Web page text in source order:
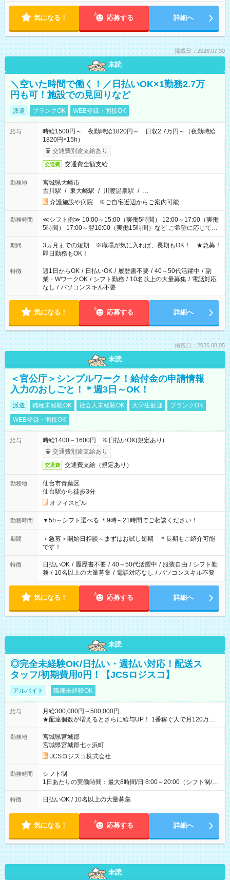
気になる！ 応募する 詳細へ
掲載日：2026.07.30
未読
＼空いた時間で働く！／日払いOK×1勤務2.7万
円も可！施設での見回りなど
派遣 ブランクOK WEB登録・面接OK
給与
時給1500円～ 夜勤時給1820円～ 日収2.7万円～（夜勤時給
1820円×15h）
交通費別途支給あり
交通費 交通費全額支給
勤務地
宮城県大崎市
古川駅 / 東大崎駅 / 川渡温泉駅 / …
介護施設や病院 ※ご自宅近辺からご案内可能
勤務時間
≪シフト例≫ 10:00～15:00（実働5時間） 12:00～17:00（実働
5時間） 17:00～翌10:00（実働15時間）など ご希望に応じて、
働く時間は調整できます！ お気軽に担当へ相談ください！
期間
3ヵ月までの短期 ※職場が気に入れば、長期もOK！ ★急募！
即日勤務もOK！
特徴 週1日からOK / 日払いOK / 履歴書不要 / 40～50代活躍中 / 副
業・WワークOK / シフト勤務 / 10名以上の大量募集 / 電話対応
なし / パソコンスキル不要
気になる！ 応募する 詳細へ
掲載日：2026.08.05
未読
＜官公庁＞シンプルワーク！給付金の申請情報
入力のおしごと！＊週3日～OK！
派遣 職種未経験OK 社会人未経験OK 大学生歓迎
ブランクOK
WEB登録・面接OK
給与
時給1400～1600円 ※日払いOK(規定あり)
交通費別途支給あり
交通費 交通費支給（規定あり）
勤務地
仙台市青葉区
仙台駅から徒歩3分
オフィスビル
勤務時間 ▼5h～シフト選べる ＊9時～21時間でご相談ください！
期間
＜急募＞開始日相談～まずはお試し短期 ＊長期もご紹介可能
です！
特徴 日払いOK / 履歴書不要 / 40～50代活躍中 / 服装自由 / シフト勤
務 / 10名以上の大量募集 / 電話対応なし / パソコンスキル不要
気になる！ 応募する 詳細へ
未読
◎完全未経験OK/日払い・週払い対応！配送ス
タッフ/初期費用0円！【JCSロジスコ】
アルバイト 職種未経験OK
給与
月給300,000円～500,000円
★配達個数が増えるとさらに給与UP！ 1番稼ぐ人で月120万ほ
ど！ ・主要都市エリア 月収55万円／週5日稼働 月収65万~112
万円／週6日稼働 ・地方郊外エリア 月収40万円／週5日稼働 月
収40万円~50万円／週6日稼働 ＜モデルイメージ＞ ■月収50万
円 (27歳男性/江東区在住)※元建築関係 1日150個配達×25日勤務
(日休み) ■月収80万円(43歳男性/墨田区在住)※元営業 1日200個
勤務地
宮城県宮城郡
宮城県宮城郡七ヶ浜町
JCSロジスコ株式会社
勤務時間
シフト制
1日あたりの実働時間：最大8時間/日 8:00～20:00（シフト制/実
働8時間） ※週5日勤務（場所次第では週4も有り） ※配達状況
によって時間外での勤務可能性有り ※案件により多少の前後あ
特徴 日払いOK / 10名以上の大量募集
気になる！ 応募する 詳細へ
未読